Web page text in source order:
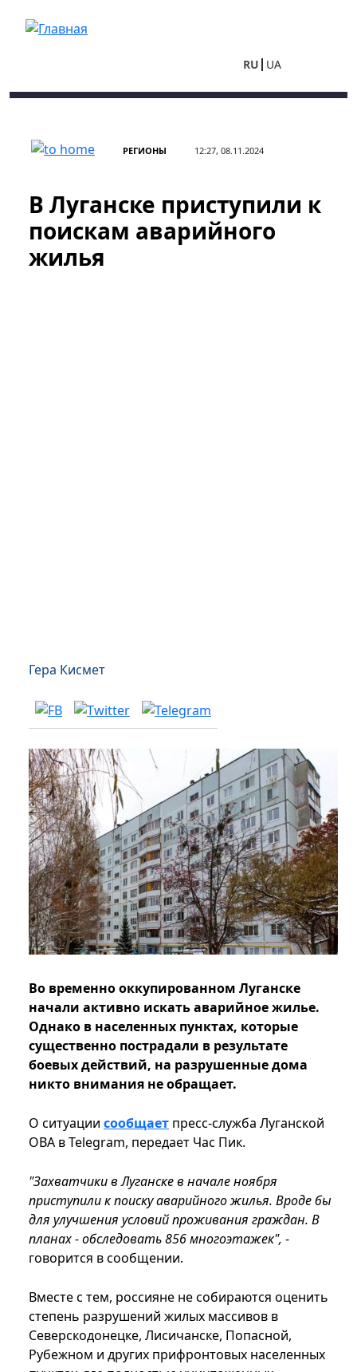
RU UA
РЕГИОНЫ 12:27, 08.11.2024
В Луганске приступили к
поискам аварийного
жилья
Гера Кисмет
Во временно оккупированном Луганске
начали активно искать аварийное жилье.
Однако в населенных пунктах, которые
существенно пострадали в результате
боевых действий, на разрушенные дома
никто внимания не обращает.
О ситуации сообщает пресс-служба Луганской
ОВА в Telegram, передает Час Пик.
"Захватчики в Луганске в начале ноября
приступили к поиску аварийного жилья. Вроде бы
для улучшения условий проживания граждан. В
планах - обследовать 856 многоэтажек", -
говорится в сообщении.
Вместе с тем, россияне не собираются оценить
степень разрушений жилых массивов в
Северскодонецке, Лисичанске, Попасной,
Рубежном и других прифронтовых населенных